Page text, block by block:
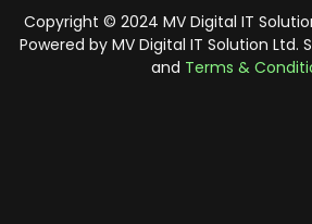
Copyright © 2024 MV Digital IT
Powered by MV Digital IT Solution Ltd.
and Terms &